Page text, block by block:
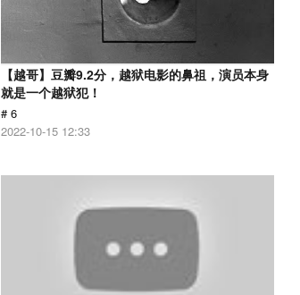
【越哥】豆瓣9.2分，越狱电影的鼻祖，演员本身
就是一个越狱犯！
# 6
2022-10-15 12:33